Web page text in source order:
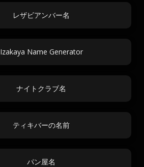
レザビアンバー名
Izakaya Name Generator
ナイトクラブ名
ティキバーの名前
パン屋名